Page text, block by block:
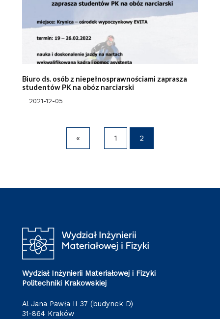
Biuro ds. osób z niepełnosprawnościami zaprasza
studentów PK na obóz narciarski
2021-12-05
« 1 2
Wydział Inżynierii Materiałowej i Fizyki
Politechniki Krakowskiej
Al Jana Pawła II 37 (budynek D)
31-864 Kraków